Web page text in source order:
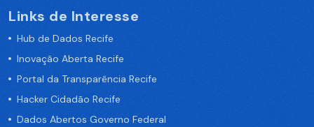
Links de Interesse
Hub de Dados Recife
Inovação Aberta Recife
Portal da Transparência Recife
Hacker Cidadão Recife
Dados Abertos Governo Federal